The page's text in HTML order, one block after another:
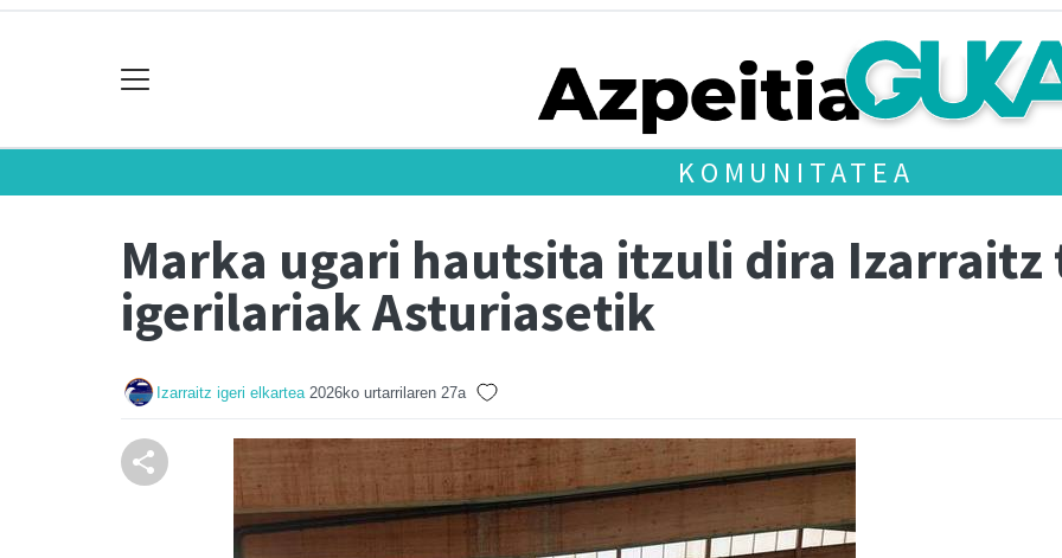
KOMUNITATEA
Marka ugari hautsita itzuli dira
igerilariak Asturiasetik
Izarraitz igeri elkartea 2026ko urtarrilaren 27a